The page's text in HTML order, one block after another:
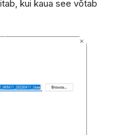
kui kaua see võtab